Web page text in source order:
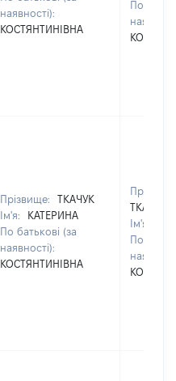
наявності):
КОСТЯНТИНІВНА
По
Прізвище:
ТКАЧУК
Ім'я:
КАТЕРИНА
По батькові (за
наявності):
КОСТЯНТИНІВНА
ТКАЧУК
Ім'я:
По